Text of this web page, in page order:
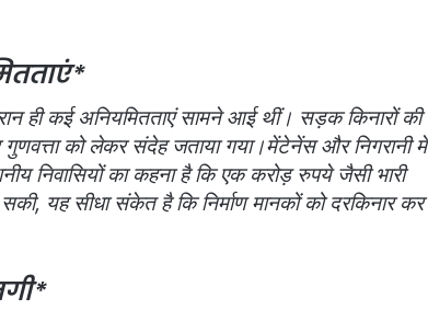
ही कई अनियमितताएं सामने आई थीं। सड़क किनारों की
को लेकर संदेह जताया गया।मेंटेनेंस और निगरानी में
निवासियों का कहना है कि एक करोड़ रुपये जैसी भारी
यह सीधा संकेत है कि निर्माण मानकों को दरकिनार कर